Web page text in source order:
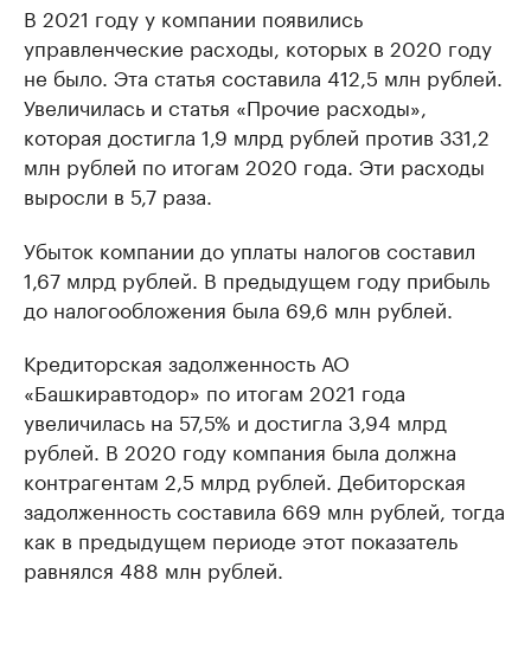
В 2021 году у компании появились
управленческие расходы, которых в 2020 году
не было. Эта статья составила 412,5 млн рублей.
Увеличилась и статья «Прочие расходы»,
которая достигла 1,9 млрд рублей против 331,2
млн рублей по итогам 2020 года. Эти расходы
выросли в 5,7 раза.
Убыток компании до уплаты налогов составил
1,67 млрд рублей. В предыдущем году прибыль
до налогообложения была 69,6 млн рублей.
Кредиторская задолженность АО
«Башкиравтодор» по итогам 2021 года
увеличилась на 57,5% и достигла 3,94 млрд
рублей. В 2020 году компания была должна
контрагентам 2,5 млрд рублей. Дебиторская
задолженность составила 669 млн рублей, тогда
как в предыдущем периоде этот показатель
равнялся 488 млн рублей.